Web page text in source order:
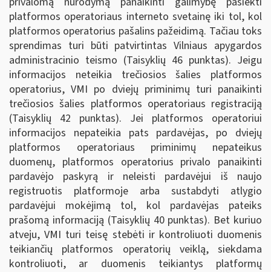
platformos operatoriaus interneto svetainę iki tol, kol
platformos operatorius pašalins pažeidimą. Tačiau toks
sprendimas turi būti patvirtintas Vilniaus apygardos
administracinio teismo (Taisyklių 46 punktas). Jeigu
informacijos neteikia trečiosios šalies platformos
operatorius, VMI po dviejų priminimų turi panaikinti
trečiosios šalies platformos operatoriaus registraciją
(Taisyklių 42 punktas). Jei platformos operatoriui
informacijos nepateikia pats pardavėjas, po dviejų
platformos operatoriaus priminimų nepateikus
duomenų, platformos operatorius privalo panaikinti
pardavėjo paskyrą ir neleisti pardavėjui iš naujo
registruotis platformoje arba sustabdyti atlygio
pardavėjui mokėjimą tol, kol pardavėjas pateiks
prašomą informaciją (Taisyklių 40 punktas). Bet kuriuo
atveju, VMI turi teisę stebėti ir kontroliuoti duomenis
teikiančių platformos operatorių veiklą, siekdama
kontroliuoti, ar duomenis teikiantys platformų